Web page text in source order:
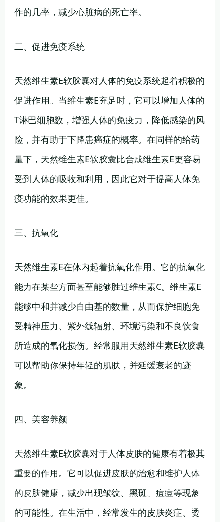
作的几率，减少心脏病的死亡率。
二、促进免疫系统
天然维生素E软胶囊对人体的免疫系统起着积极的
促进作用。当维生素E充足时，它可以增加人体的
T淋巴细胞数，增强人体的免疫力，降低感染的风
险，并有助于下降患癌症的概率。在同样的给药
量下，天然维生素E软胶囊比合成维生素E更容易
受到人体的吸收和利用，因此它对于提高人体免
疫功能的效果更佳。
三、抗氧化
天然维生素E在体内起着抗氧化作用。它的抗氧化
能力在某些方面甚至能够胜过维生素C。维生素E
能够中和并减少自由基的数量，从而保护细胞免
受精神压力、紫外线辐射、环境污染和不良饮食
所造成的氧化损伤。经常服用天然维生素E软胶囊
可以帮助你保持年轻的肌肤，并延缓衰老的迹
象。
四、美容养颜
天然维生素E软胶囊对于人体皮肤的健康有着极其
重要的作用。它可以促进皮肤的治愈和维护人体
的皮肤健康，减少出现皱纹、黑斑、痘痘等现象
的可能性。在生活中，经常发生的皮肤炎症、烫